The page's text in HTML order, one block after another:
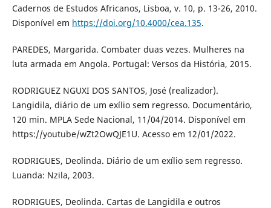
Cadernos de Estudos Africanos, Lisboa, v. 10, p. 13-26, 2010.
Disponível em https://doi.org/10.4000/cea.135.
PAREDES, Margarida. Combater duas vezes. Mulheres na
luta armada em Angola. Portugal: Versos da História, 2015.
RODRIGUEZ NGUXI DOS SANTOS, José (realizador).
Langidila, diário de um exílio sem regresso. Documentário,
120 min. MPLA Sede Nacional, 11/04/2014. Disponível em
https://youtube/wZt2OwQJE1U. Acesso em 12/01/2022.
RODRIGUES, Deolinda. Diário de um exílio sem regresso.
Luanda: Nzila, 2003.
RODRIGUES, Deolinda. Cartas de Langidila e outros